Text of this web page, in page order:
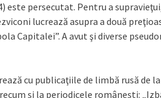
este persecutat. Pentru a
lucrează asupra a două
Capitalei”. A avut şi diverse
cu publicaţiile de limbă rusă de la
şi la periodicele româneşti: